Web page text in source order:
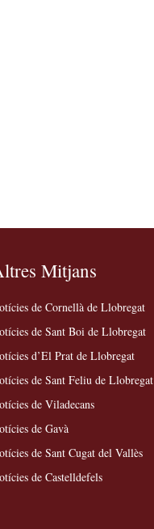
Mitjans
de Cornellà de Llobregat
de Sant Boi de Llobregat
d’El Prat de Llobregat
de Sant Feliu de Llobregat
de Viladecans
de Gavà
de Sant Cugat del Vallès
de Castelldefels